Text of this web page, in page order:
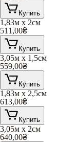
Купить
1,83м х 2см
511,00₴
Купить
3,05м х 1,5см
559,00₴
Купить
1,83м х 2,5см
613,00₴
Купить
3,05м х 2см
640,00₴